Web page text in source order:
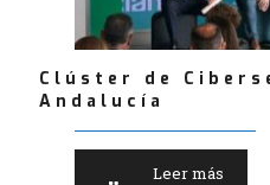
Clúster de
Andalucía
Leer más